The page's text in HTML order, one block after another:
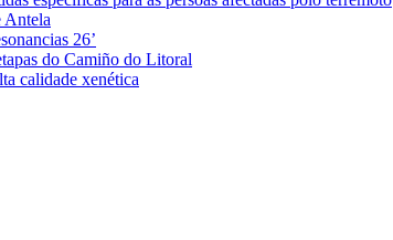
Antela
26’
do Camiño do Litoral
calidade xenética